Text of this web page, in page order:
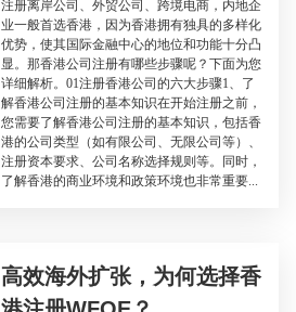
注册离岸公司、外贸公司、跨境电商，内地企
业一般首选香港，因为香港拥有独具的多样化
优势，使其国际金融中心的地位和功能十分凸
显。那香港公司注册有哪些步骤呢？下面为您
详细解析。01注册香港公司的六大步骤1、了
解香港公司注册的基本知识在开始注册之前，
您需要了解香港公司注册的基本知识，包括香
港的公司类型（如有限公司、无限公司等）、
注册资本要求、公司名称选择规则等。同时，
了解香港的商业环境和政策环境也非常重要...
高效海外扩张，为何选择香